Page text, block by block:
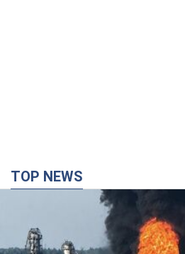
TOP NEWS